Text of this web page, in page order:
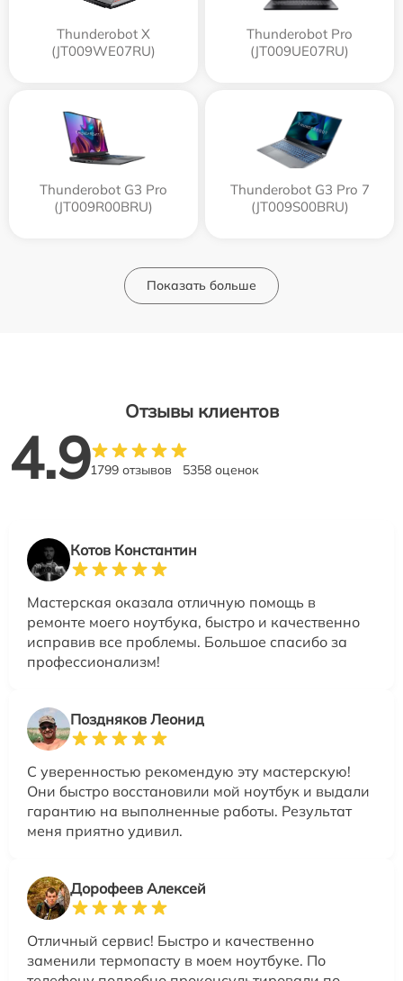
Thunderobot X
(JT009WE07RU)
Thunderobot Pro
(JT009UE07RU)
Thunderobot G3 Pro
(JT009R00BRU)
Thunderobot G3 Pro 7
(JT009S00BRU)
Показать больше
Отзывы клиентов
4.91799 отзывов 5358 оценок
Котов Константин
Мастерская оказала отличную помощь в
ремонте моего ноутбука, быстро и качественно
исправив все проблемы. Большое спасибо за
профессионализм!
Поздняков Леонид
С уверенностью рекомендую эту мастерскую!
Они быстро восстановили мой ноутбук и выдали
гарантию на выполненные работы. Результат
меня приятно удивил.
Дорофеев Алексей
Отличный сервис! Быстро и качественно
заменили термопасту в моем ноутбуке. По